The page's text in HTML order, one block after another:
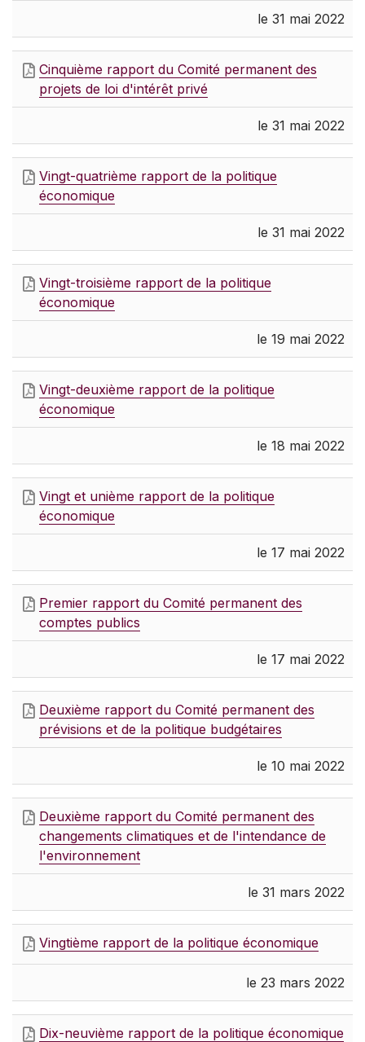
le 31 mai 2022
Cinquième rapport du Comité permanent des
projets de loi d'intérêt privé
le 31 mai 2022
Vingt-quatrième rapport de la politique
économique
le 31 mai 2022
Vingt-troisième rapport de la politique
économique
le 19 mai 2022
Vingt-deuxième rapport de la politique
économique
le 18 mai 2022
Vingt et unième rapport de la politique
économique
le 17 mai 2022
Premier rapport du Comité permanent des
comptes publics
le 17 mai 2022
Deuxième rapport du Comité permanent des
prévisions et de la politique budgétaires
le 10 mai 2022
Deuxième rapport du Comité permanent des
changements climatiques et de l'intendance de
l'environnement
le 31 mars 2022
Vingtième rapport de la politique économique
le 23 mars 2022
Dix-neuvième rapport de la politique économique